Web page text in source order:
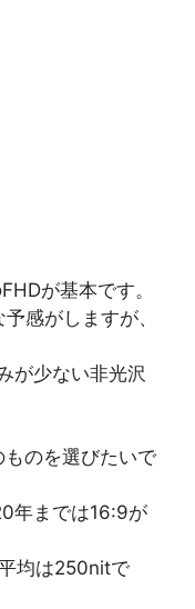
が基本です。
感がしますが、
が少ない非光沢
のを選びたいで
年までは16:9が
均は250nitで